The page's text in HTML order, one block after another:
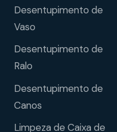
Desentupimento de
Vaso
Desentupimento de
Ralo
Desentupimento de
Canos
Limpeza de Caixa de